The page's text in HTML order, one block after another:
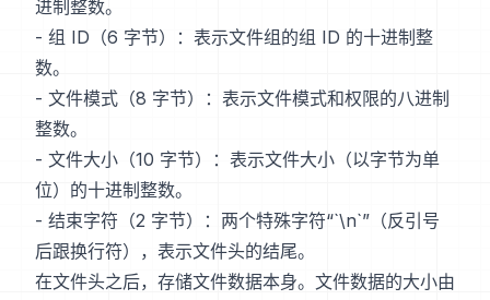
进制整数。
- 组 ID（6 字节）：表示文件组的组 ID 的十进制整
数。
- 文件模式（8 字节）：表示文件模式和权限的八进制
整数。
- 文件大小（10 字节）：表示文件大小（以字节为单
位）的十进制整数。
- 结束字符（2 字节）：两个特殊字符“`\n`”（反引号
后跟换行符），表示文件头的结尾。
在文件头之后，存储文件数据本身。文件数据的大小由